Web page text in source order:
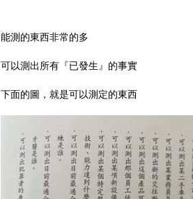
能測的東西非常的多
可以測出所有『已發生』的事實
下面的圖，就是可以測定的東西